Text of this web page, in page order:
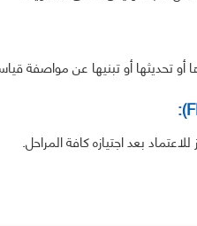
تحديثها أو تبنيها عن مواصفة
بعد اجتيازه كافة المراحل.